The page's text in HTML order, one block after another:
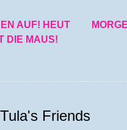
AUF! HEUT
DIE MAUS!
Friends